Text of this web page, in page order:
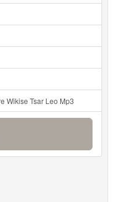
Wikise Tsar Leo Mp3